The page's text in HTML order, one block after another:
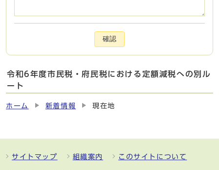
確認
令和6年度市民税・府民税における定額減税への別ル
ート
ホーム 新着情報 現在地
サイトマップ 組織案内 このサイトについて